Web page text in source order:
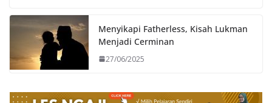
Menyikapi Fatherless, Kisah Lukman
Menjadi Cerminan
27/06/2025